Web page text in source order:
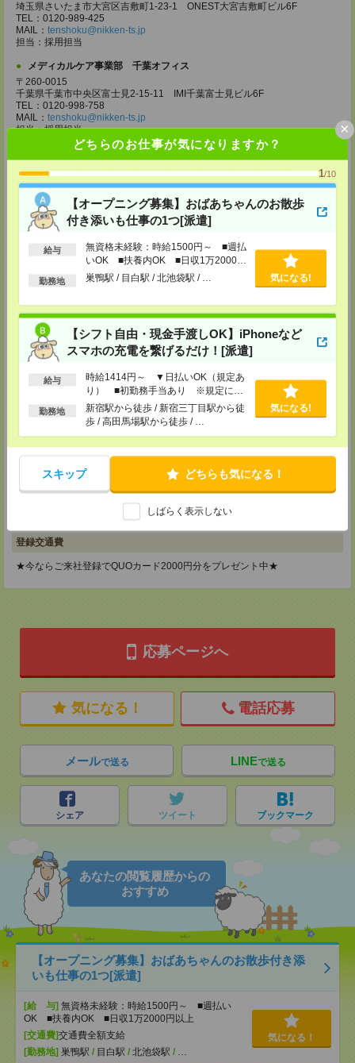
どちらのお仕事が気になりますか？
1/10
【オープニング募集】おばあちゃんのお散歩
付き添いも仕事の1つ[派遣]
給与
無資格未経験：時給1500円～ ■週払
いOK ■扶養内OK ■日収1万2000円
以上
勤務地 巣鴨駅 / 目白駅 / 北池袋駅 / … 気になる!
【シフト自由・現金手渡しOK】iPhoneなど
スマホの充電を繋げるだけ！[派遣]
給与
時給1414円～ ▼日払いOK（規定あ
り） ■初勤務手当あり ※規定によ
る
勤務地
新宿駅から徒歩 / 新宿三丁目駅から徒
歩 / 高田馬場駅から徒歩 / …
気になる!
スキップ どちらも気になる！
しばらく表示しない
×
埼玉県さいたま市大宮区吉敷町1-23-1 ONEST大宮吉敷町ビル6F
TEL：0120-989-425
MAIL： tenshoku@nikken-ts.jp
担当：採用担当
メディカルケア事業部 千葉オフィス
〒260-0015
千葉県千葉市中央区富士見2-15-11 IMI千葉富士見ビル6F
TEL：0120-998-758
MAIL： tenshoku@nikken-ts.jp
担当：採用担当
メディカルケア事業部 柏オフィス
千葉県柏市末広町5-19 第12関口ビル7F 705号室
TEL：0120-935-218
MAIL：tenshoku@nikken-ts.jp
担当：採用担当
メディカルケア事業部 新宿オフィス
東京都新宿区新宿2-3-10 新宿御苑ビル6階
TEL：0120-457-235
tenshoku@nikken-ts.jp
担当：採用担当
メディカルケア事業部 立川事業所
東京都立川市錦町1-12-14
TEL：0120-934-200
MAIL：tenshoku@nikken-ts.jp
担当：採用担当
メディカルケア事業部 町田オフィス
東京都町田市森野1-7-23 大樹生命町田ビル6F
TEL：0120-453-285
MAIL：tenshoku@nikken-ts.jp
メディカルケア事業部 横浜オフィス
神奈川県横浜市保土ケ谷区神戸町134 横浜ビジネスパークサウスタワー
2F B区画
TEL：0120-901-799
tenshoku@nikken-ts.jp
登録交通費
★今ならご来社登録でQUOカード2000円分をプレゼント中★
応募ページへ
気になる！ 電話応募
メールで送る LINEで送る
シェア ツイート ブックマーク
あなたの閲覧履歴からの
おすすめ
【オープニング募集】おばあちゃんのお散歩付き添
いも仕事の1つ[派遣]
[給 与] 無資格未経験：時給1500円～ ■週払い
OK ■扶養内OK ■日収1万2000円以上
[交通費]交通費全額支給
[勤務地] 巣鴨駅 / 目白駅 / 北池袋駅 / …
気になる！